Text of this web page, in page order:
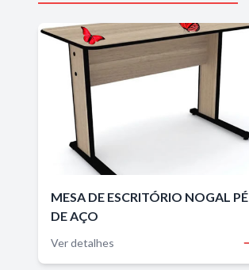
MESA DE ESCRITÓRIO NOGAL PÉ
DE AÇO
Ver detalhes